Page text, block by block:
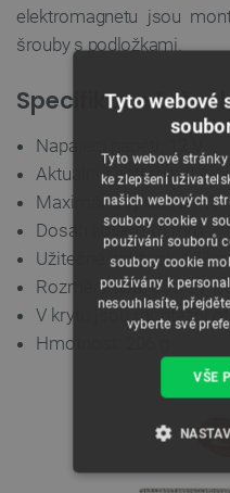
elektromagnetu jsou
šrouby s podložkami.
Specifikace
Napájecí napětí: 12 V
Aktuální spotřeba: 2 A.
Maximální výkon: 24 W.
Dosah kolíku: 15 mm
Užitečné zatížení: 4,5 kg
Rozměry těla: 53 x 27 x
V krytu jsou montážní
Hmotnost: 206 g
Tyto webové
Tyto webové
ke zlepšení
našich webových
soubory cookie v
používání souborů
soubory cookie
používány k
nesouhlasíte,
vyberte své
VŠE
NEZBYTNĚ